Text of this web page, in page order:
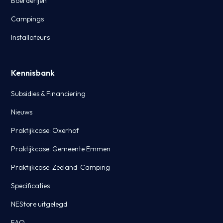
Campings
Installateurs
Kennisbank
Subsidies & Financiering
Nieuws
Praktijkcase: Oxerhof
Praktijkcase: Gemeente Emmen
Praktijkcase: Zeeland-Camping
Specificaties
NEStore uitgelegd